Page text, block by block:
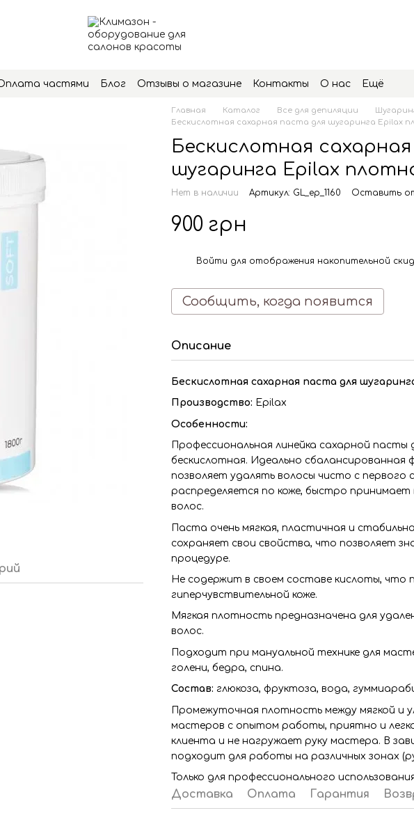
частями Блог Отзывы о магазине Контакты О нас Ещё
Главная Каталог Все для депиляции
Бескислотная сахарная паста для шугаринга Epilax
Бескислотная
шугаринга Epilax
Нет в наличии Артикул: GL_ep_1160 Оставить
900 грн
Войти для отображения накопительной
Сообщить, когда появится
Описание
Бескислотная сахарная паста для
Производство: Epilax
Особенности:
Профессиональная линейка сахарной
бескислотная. Идеально сбалансированная
позволяет удалять волосы чисто с первого
распределяется по коже, быстро
волос.
Паста очень мягкая, пластичная и
сохраняет свои свойства, что позволяет
процедуре.
Не содержит в своем составе кислоты, что
гиперчувствительной коже.
Мягкая плотность предназначена для
волос.
Подходит при мануальной технике для
голени, бедра, спина.
Состав: глюкоза, фруктоза, вода,
Промежуточная плотность между мягкой и
мастеров с опытом работы, приятно и
клиента и не нагружает руку мастера. В
подходит для работы на различных зонах
Только для профессионального
Доставка Оплата Гарантия